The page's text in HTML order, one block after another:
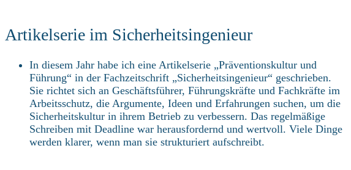
Artikelserie im Sicherheitsingenieur
In diesem Jahr habe ich eine Artikelserie „Präventionskultur und
Führung“ in der Fachzeitschrift „Sicherheitsingenieur“ geschrieben.
Sie richtet sich an Geschäftsführer, Führungskräfte und Fachkräfte im
Arbeitsschutz, die Argumente, Ideen und Erfahrungen suchen, um die
Sicherheitskultur in ihrem Betrieb zu verbessern. Das regelmäßige
Schreiben mit Deadline war herausfordernd und wertvoll. Viele Dinge
werden klarer, wenn man sie strukturiert aufschreibt.